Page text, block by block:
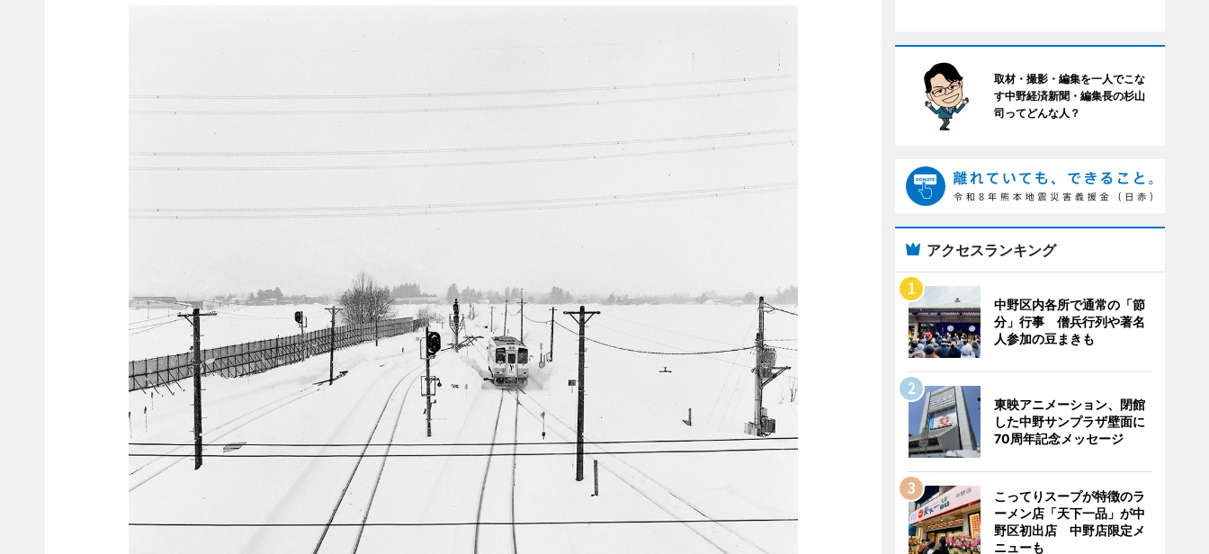
取材・撮影・編集を一人でこな
す中野経済新聞・編集長の杉山
司ってどんな人？
アクセスランキング
中野区内各所で通常の「節
分」行事 僧兵行列や著名
人参加の豆まきも
東映アニメーション、閉館
した中野サンプラザ壁面に
70周年記念メッセージ
こってりスープが特徴のラ
ーメン店「天下一品」が中
野区初出店 中野店限定メ
ニューも